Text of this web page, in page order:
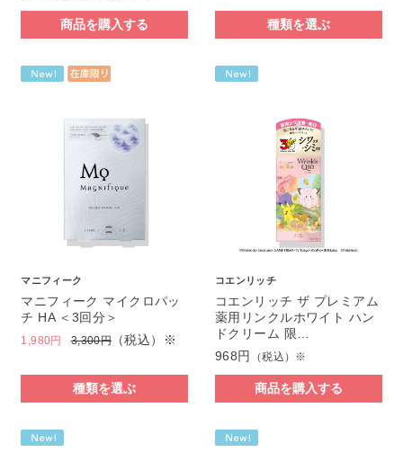
商品を購入する 種類を選ぶ
マニフィーク
マニフィーク マイクロパッ
チ HA ＜3回分＞
1,980円 3,300円 （税込）※
種類を選ぶ
コエンリッチ
コエンリッチ ザ プレミアム
薬用リンクルホワイト ハン
ドクリーム 限…
968円
（税込）※
商品を購入する